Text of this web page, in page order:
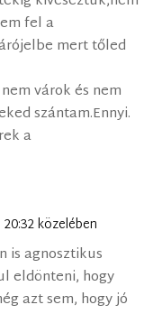
fel a
mert tőled
várok és nem
szántam.Ennyi.
a
közelében
is agnosztikus
eldönteni, hogy
azt sem, hogy jó